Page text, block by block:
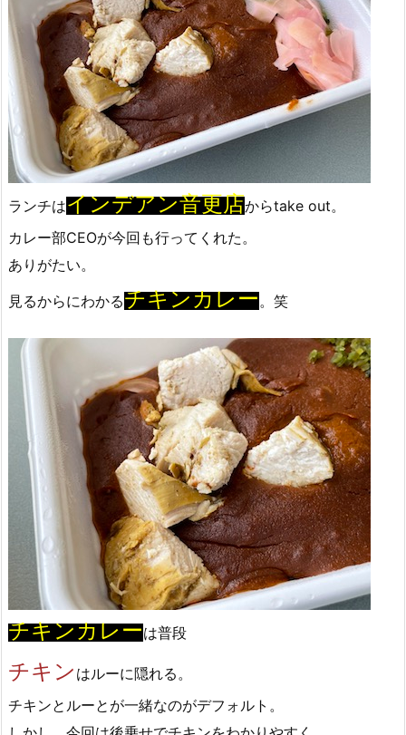
ランチはインデアン音更店からtake out。
カレー部CEOが今回も行ってくれた。
ありがたい。
見るからにわかるチキンカレー。笑
チキンカレーは普段
チキン はルーに隠れる。
チキンとルーとが一緒なのがデフォルト。